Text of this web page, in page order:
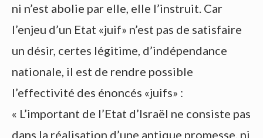
ni n’est abolie par elle, elle l’instruit. Car
l’enjeu d’un Etat «juif» n’est pas de satisfaire
un désir, certes légitime, d’indépendance
nationale, il est de rendre possible
l’effectivité des énoncés «juifs» :
« L’important de l’Etat d’Israël ne consiste pas
dans la réalisation d’une antique promesse, ni